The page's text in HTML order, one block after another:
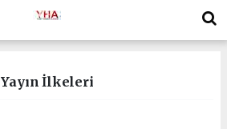
Yayın İlkeleri